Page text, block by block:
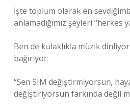
İşte toplum olarak en
anlamadığımız şeyleri “herkes
Ben de kulaklıkla müzik
bağırıyor:
“Sen SIM değiştirmiyorsun,
değiştiriyorsun farkında değil